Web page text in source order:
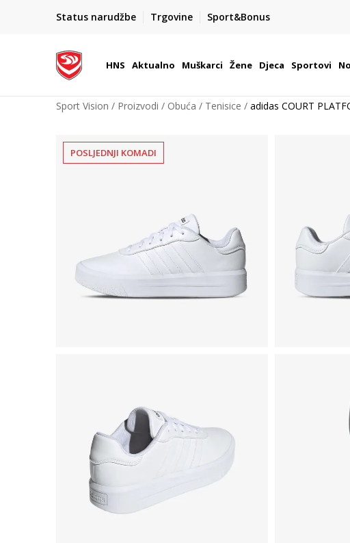
Status narudžbe Trgovine Sport&Bonus
BOX NOW
Dostava 1,50 €
| Više od 800 paketomata u Hrvatskoj
HNS Aktualno Muškarci Žene Djeca Sportovi
Sport Vision Proizvodi Obuća Tenisice adidas COURT
POSLJEDNJI KOMADI